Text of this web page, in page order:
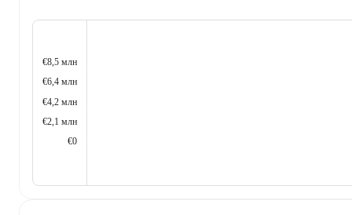
€8,5 млн
€6,4 млн
€4,2 млн
€2,1 млн
€0